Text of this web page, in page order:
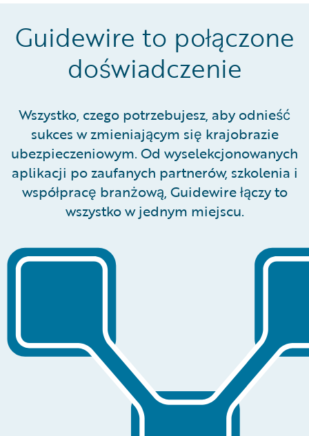
Guidewire to połączone
doświadczenie
Wszystko, czego potrzebujesz, aby odnieść
sukces w zmieniającym się krajobrazie
ubezpieczeniowym. Od wyselekcjonowanych
aplikacji po zaufanych partnerów, szkolenia i
współpracę branżową, Guidewire łączy to
wszystko w jednym miejscu.